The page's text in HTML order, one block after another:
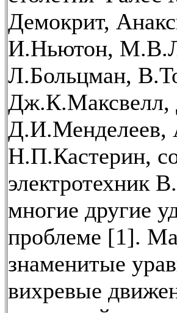
Демокрит,
И.Ньютон,
Л.Больцман,
Д.И.Менделеев,
Н.П.Кастерин,
электротехник
многие другие
проблеме [1].
знаменитые
вихревые